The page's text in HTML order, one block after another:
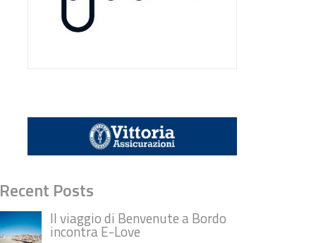
Recent Posts
Il viaggio di Benvenute a Bordo
incontra E-Love